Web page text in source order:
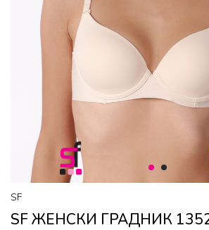
1 2
SF
SF ЖЕНСКИ ГРАДНИК